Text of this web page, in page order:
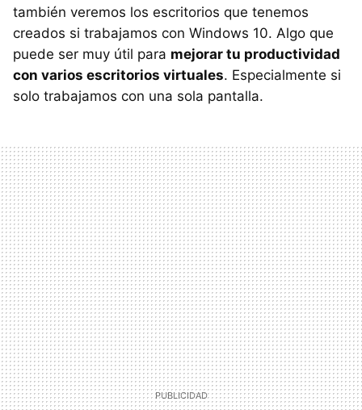
también veremos los escritorios que tenemos
creados si trabajamos con Windows 10. Algo que
puede ser muy útil para mejorar tu productividad
con varios escritorios virtuales. Especialmente si
solo trabajamos con una sola pantalla.